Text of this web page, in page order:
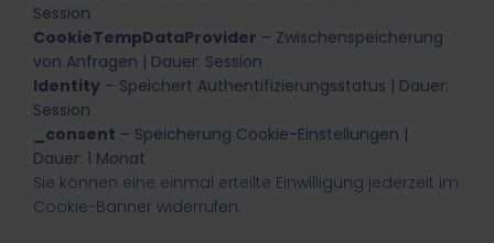
Session
CookieTempDataProvider – Zwischenspeicherung
von Anfragen | Dauer: Session
Identity – Speichert Authentifizierungsstatus | Dauer:
Session
_consent – Speicherung Cookie-Einstellungen |
Dauer: 1 Monat
Sie können eine einmal erteilte Einwilligung jederzeit im
Cookie-Banner widerrufen.